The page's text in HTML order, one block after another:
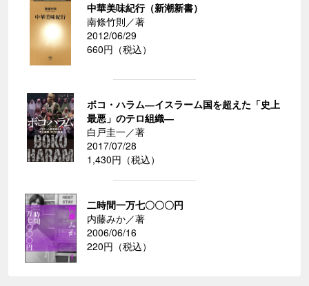
中華美味紀行（新潮新書）
南條竹則／著
2012/06/29
660円（税込）
ボコ・ハラム―イスラーム国を超えた「史上
最悪」のテロ組織―
白戸圭一／著
2017/07/28
1,430円（税込）
二時間一万七〇〇〇円
内藤みか／著
2006/06/16
220円（税込）